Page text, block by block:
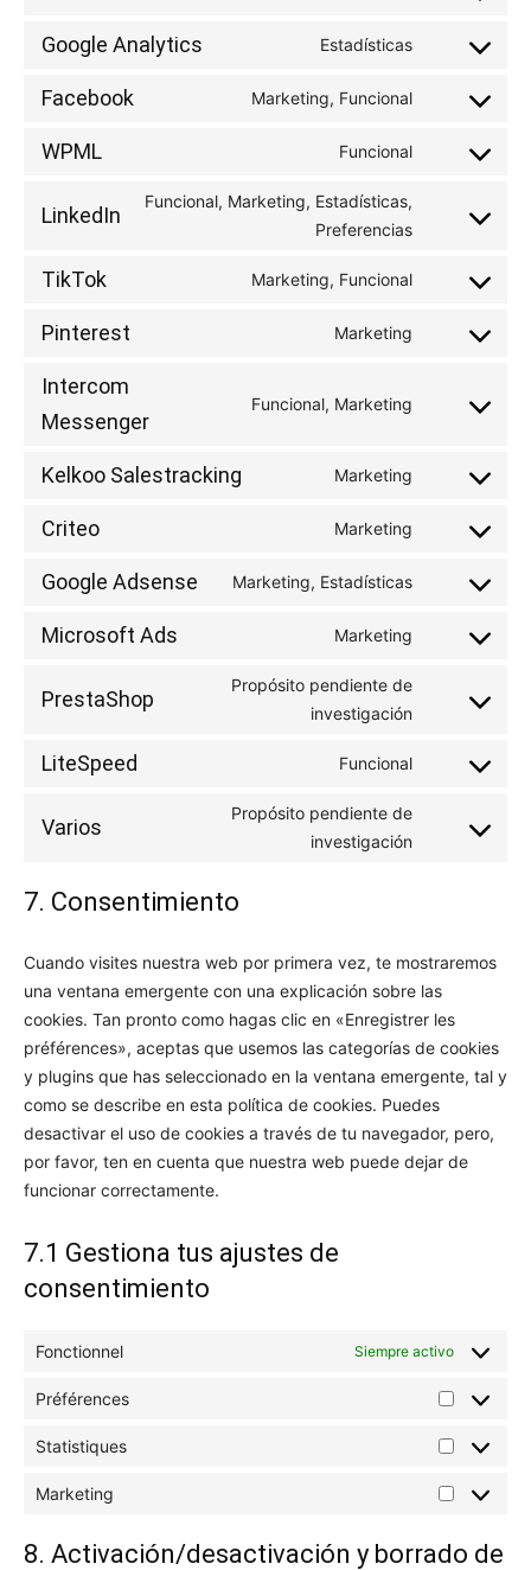
Consent
wordpress
Google Analytics Estadísticas
Consent
google-
Facebook Marketing, Funcional
Consent
WPML Funcional
Consent
service
LinkedIn
Funcional, Marketing, Estadísticas,
Preferencias
Consent
service
TikTok Marketing, Funcional
Consent
Pinterest Marketing
Consent
service
Intercom
Messenger
Funcional, Marketing
Consent
service
messenger
Kelkoo Salestracking Marketing
Consent
kelkoo-
Criteo Marketing
Consent
criteo
Google Adsense Marketing, Estadísticas
Consent
adsense
Microsoft Ads Marketing
Consent
service
PrestaShop
Propósito pendiente de
investigación
Consent
service
LiteSpeed Funcional
Consent
service
Varios
Propósito pendiente de
investigación
Consent
7. Consentimiento
Cuando visites nuestra web por primera vez, te mostraremos
una ventana emergente con una explicación sobre las
cookies. Tan pronto como hagas clic en «Enregistrer les
préférences», aceptas que usemos las categorías de cookies
y plugins que has seleccionado en la ventana emergente, tal y
como se describe en esta política de cookies. Puedes
desactivar el uso de cookies a través de tu navegador, pero,
por favor, ten en cuenta que nuestra web puede dejar de
funcionar correctamente.
7.1 Gestiona tus ajustes de
consentimiento
Fonctionnel Siempre activo
Préférences
Statistiques
Marketing
Marketing
8. Activación/desactivación y borrado de